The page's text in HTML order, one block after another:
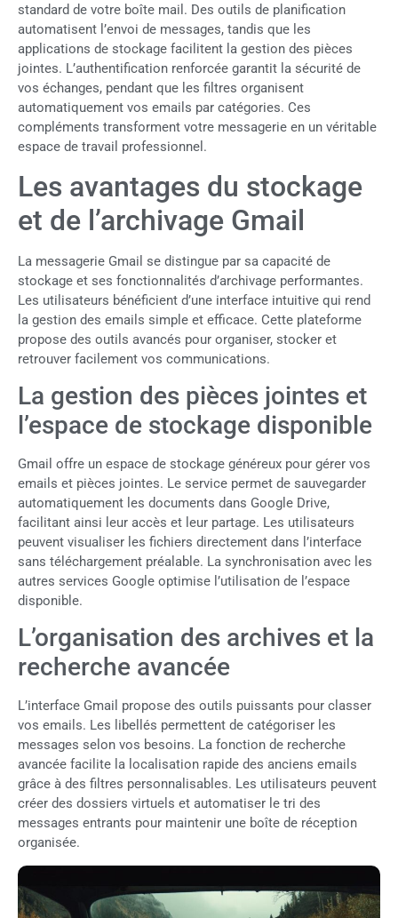
standard de votre boîte mail. Des outils de planification
automatisent l’envoi de messages, tandis que les
applications de stockage facilitent la gestion des pièces
jointes. L’authentification renforcée garantit la sécurité de
vos échanges, pendant que les filtres organisent
automatiquement vos emails par catégories. Ces
compléments transforment votre messagerie en un véritable
espace de travail professionnel.
Les avantages du stockage
et de l’archivage Gmail
La messagerie Gmail se distingue par sa capacité de
stockage et ses fonctionnalités d’archivage performantes.
Les utilisateurs bénéficient d’une interface intuitive qui rend
la gestion des emails simple et efficace. Cette plateforme
propose des outils avancés pour organiser, stocker et
retrouver facilement vos communications.
La gestion des pièces jointes et
l’espace de stockage disponible
Gmail offre un espace de stockage généreux pour gérer vos
emails et pièces jointes. Le service permet de sauvegarder
automatiquement les documents dans Google Drive,
facilitant ainsi leur accès et leur partage. Les utilisateurs
peuvent visualiser les fichiers directement dans l’interface
sans téléchargement préalable. La synchronisation avec les
autres services Google optimise l’utilisation de l’espace
disponible.
L’organisation des archives et la
recherche avancée
L’interface Gmail propose des outils puissants pour classer
vos emails. Les libellés permettent de catégoriser les
messages selon vos besoins. La fonction de recherche
avancée facilite la localisation rapide des anciens emails
grâce à des filtres personnalisables. Les utilisateurs peuvent
créer des dossiers virtuels et automatiser le tri des
messages entrants pour maintenir une boîte de réception
organisée.